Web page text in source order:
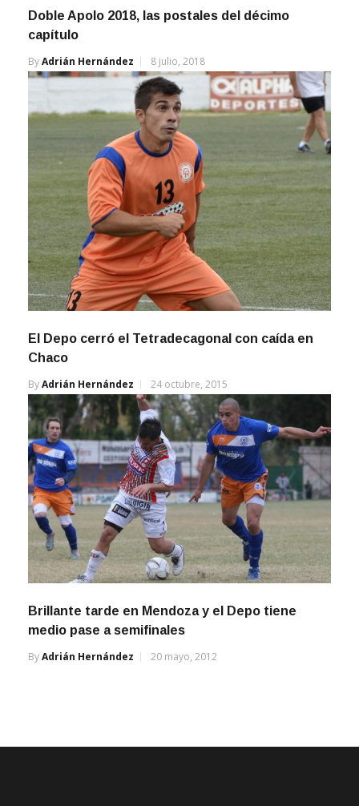
Doble Apolo 2018, las postales del décimo
capítulo
ByAdrián Hernández 8 julio, 2018
El Depo cerró el Tetradecagonal con caída en
Chaco
ByAdrián Hernández 24 octubre, 2015
Brillante tarde en Mendoza y el Depo tiene
medio pase a semifinales
ByAdrián Hernández 20 mayo, 2012